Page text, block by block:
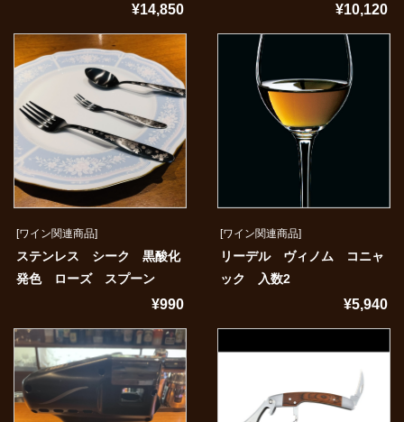
¥14,850 ¥10,120
[ワイン関連商品]
ステンレス シーク 黒酸化
発色 ローズ スプーン
¥990
[ワイン関連商品]
リーデル ヴィノム コニャ
ック 入数2
¥5,940